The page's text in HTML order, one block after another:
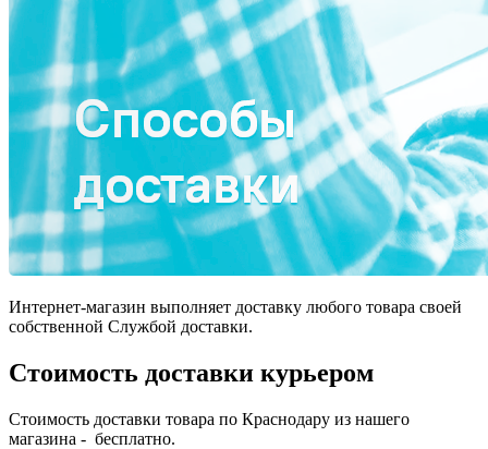
Интернет-магазин выполняет доставку любого товара своей
собственной Службой доставки.
Стоимость доставки курьером
Стоимость доставки товара по Краснодару из нашего
магазина - бесплатно.